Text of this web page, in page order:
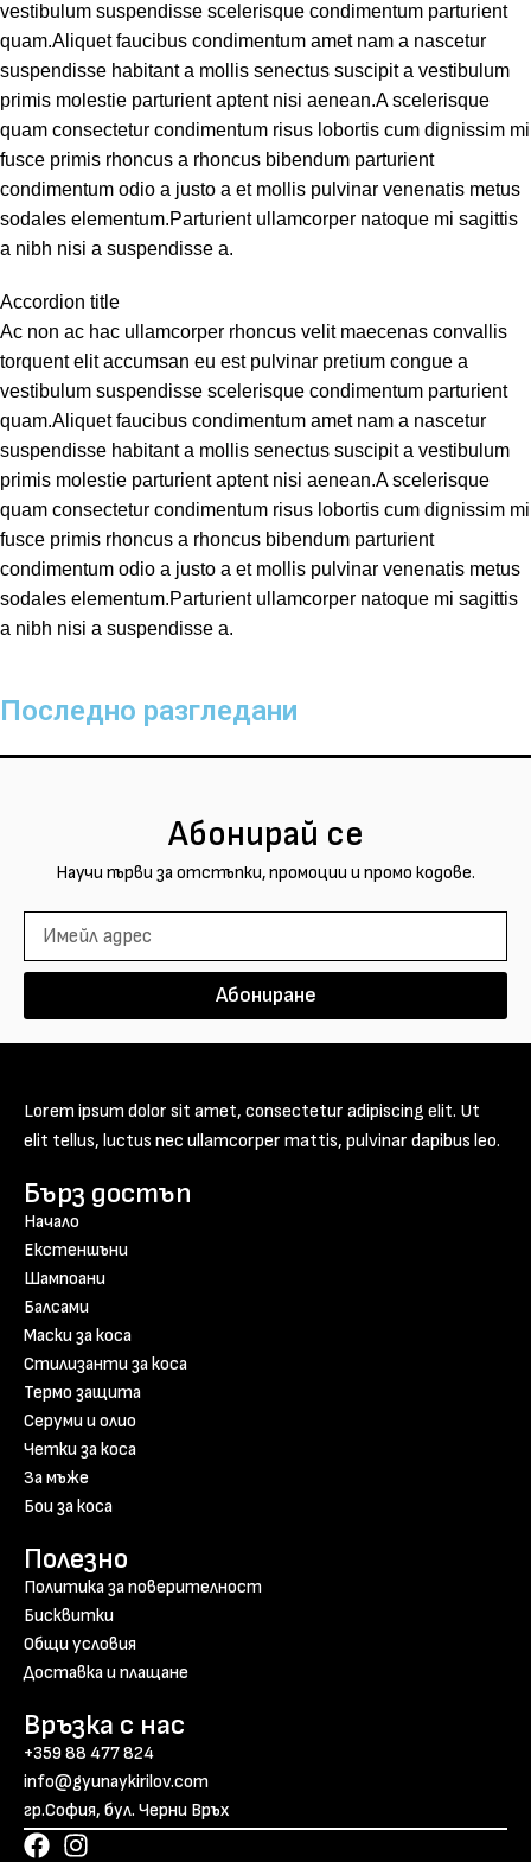
vestibulum suspendisse scelerisque condimentum parturient
quam.Aliquet faucibus condimentum amet nam a nascetur
suspendisse habitant a mollis senectus suscipit a vestibulum
primis molestie parturient aptent nisi aenean.A scelerisque
quam consectetur condimentum risus lobortis cum dignissim mi
fusce primis rhoncus a rhoncus bibendum parturient
condimentum odio a justo a et mollis pulvinar venenatis metus
sodales elementum.Parturient ullamcorper natoque mi sagittis
a nibh nisi a suspendisse a.
Accordion title
Ac non ac hac ullamcorper rhoncus velit maecenas convallis
torquent elit accumsan eu est pulvinar pretium congue a
vestibulum suspendisse scelerisque condimentum parturient
quam.Aliquet faucibus condimentum amet nam a nascetur
suspendisse habitant a mollis senectus suscipit a vestibulum
primis molestie parturient aptent nisi aenean.A scelerisque
quam consectetur condimentum risus lobortis cum dignissim mi
fusce primis rhoncus a rhoncus bibendum parturient
condimentum odio a justo a et mollis pulvinar venenatis metus
sodales elementum.Parturient ullamcorper natoque mi sagittis
a nibh nisi a suspendisse a.
Последно разгледани
Абонирай се
Научи първи за отстъпки, промоции и промо кодове.
Абониране
Lorem ipsum dolor sit amet, consectetur adipiscing elit. Ut
elit tellus, luctus nec ullamcorper mattis, pulvinar dapibus leo.
Бърз достъп
Начало
Екстеншъни
Шампоани
Балсами
Маски за коса
Стилизанти за коса
Термо защита
Серуми и олио
Четки за коса
За мъже
Бои за коса
Полезно
Политика за поверителност
Бисквитки
Общи условия
Доставка и плащане
Връзка с нас
+359 88 477 824
info@gyunaykirilov.com
гр.София, бул. Черни Връх